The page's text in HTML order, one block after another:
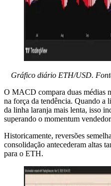
Gráfico diário ETH/USD.
O MACD compara duas médias
na força da tendência. Quando a
da linha laranja mais lenta, isso
superando o momentum
Historicamente, reversões
consolidação antecederam altas
para o ETH.